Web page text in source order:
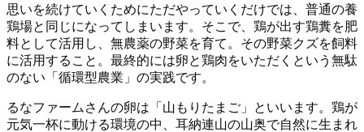
思いを続けていくためにただやっていくだけでは、普通の養
鶏場と同じになってしまいます。そこで、鶏が出す鶏糞を肥
料として活用し、無農薬の野菜を育て。その野菜クズを飼料
に活用すること。最終的には卵と鶏肉をいただくという無駄
のない「循環型農業」の実践です。
るなファームさんの卵は「山もりたまご」といいます。鶏が
元気一杯に動ける環境の中、耳納連山の山奥で自然に生まれ